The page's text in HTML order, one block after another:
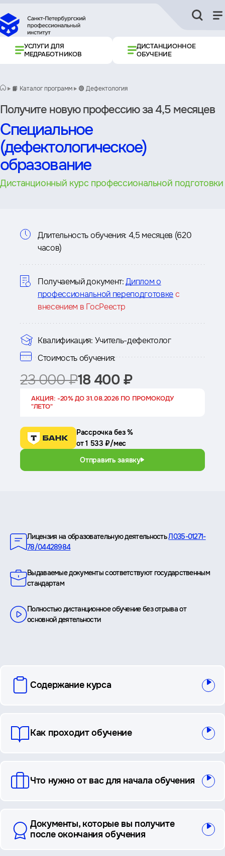
УСЛУГИ ДЛЯ
МЕДРАБОТНИКОВ
ДИСТАНЦИОННОЕ
ОБУЧЕНИЕ
📙 Каталог программ 🟢 Дефектология
Получите новую профессию за 4,5 месяцев
Специальное
(дефектологическое)
образование
Дистанционный курс профессиональной подготовки
Информация
курсе
Длительность обучения: 4,5 месяцев (620
часов)
Получаемый документ: Диплом о
профессиональной переподготовкес
внесением в ГосРеестр
Квалификация: Учитель-дефектолог
Стоимость обучения:
23 000 ₽18 400 ₽
АКЦИЯ: -20% ДО 31.08.2026 ПО ПРОМОКОДУ
"ЛЕТО"
Рассрочка без %
от 1 533 ₽/мес
Отправить заявку
Лицензия на образовательную деятельностьЛ035-01271-
78/04428984
Выдаваемые документы соответствуют государственным
стандартам
Полностью дистанционное обучение без отрыва от
основной деятельности
вопросы
Содержание курса
Как проходит обучение
Что нужно от вас для начала обучения
Документы, которые вы получите
после окончания обучения